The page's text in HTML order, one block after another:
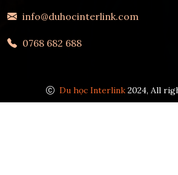
info@duhocinterlink.com
0768 682 688
Du học Interlink 2024, All